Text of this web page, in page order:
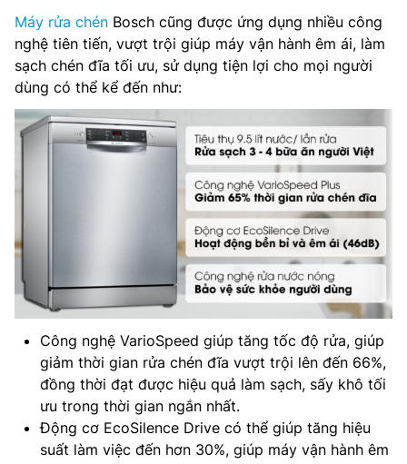
Máy rửa chén Bosch cũng được ứng dụng nhiều công
nghệ tiên tiến, vượt trội giúp máy vận hành êm ái, làm
sạch chén đĩa tối ưu, sử dụng tiện lợi cho mọi người
dùng có thể kể đến như:
Công nghệ VarioSpeed giúp tăng tốc độ rửa, giúp
giảm thời gian rửa chén đĩa vượt trội lên đến 66%,
đồng thời đạt được hiệu quả làm sạch, sấy khô tối
ưu trong thời gian ngắn nhất.
Động cơ EcoSilence Drive có thể giúp tăng hiệu
suất làm việc đến hơn 30%, giúp máy vận hành êm